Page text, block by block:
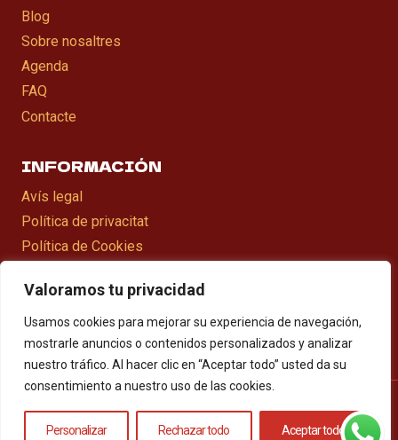
Valoramos tu privacidad
Usamos cookies para mejorar su experiencia de navegación,
mostrarle anuncios o contenidos personalizados y analizar
nuestro tráfico. Al hacer clic en “Aceptar todo” usted da su
consentimiento a nuestro uso de las cookies.
Personalizar Rechazar todo Aceptar todo
Blog
Sobre nosaltres
Agenda
FAQ
Contacte
INFORMACIÓN
Avís legal
Política de privacitat
Política de Cookies
Mapa web
© 2026 Grupo de versiones